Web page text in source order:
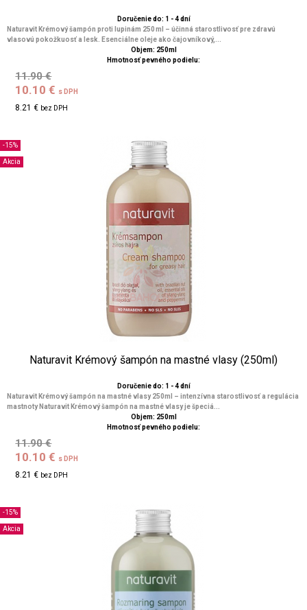
Doručenie do: 1 - 4 dní
Naturavit Krémový šampón proti lupinám 250 ml – účinná starostlivosť pre zdravú
vlasovú pokožkuosť a lesk. Esenciálne oleje ako čajovníkový,...
Objem: 250ml
Hmotnosť pevného podielu:
11.90 €
10.10 € s DPH
8.21 € bez DPH
-15%
Akcia
Naturavit Krémový šampón na mastné vlasy (250ml)
Doručenie do: 1 - 4 dní
Naturavit Krémový šampón na mastné vlasy 250ml – intenzívna starostlivosť a regulácia
mastnoty Naturavit Krémový šampón na mastné vlasy je špeciá...
Objem: 250ml
Hmotnosť pevného podielu:
11.90 €
10.10 € s DPH
8.21 € bez DPH
-15%
Akcia